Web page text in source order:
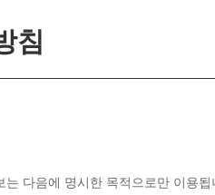
침
다음에 명시한 목적으로만 이용됩